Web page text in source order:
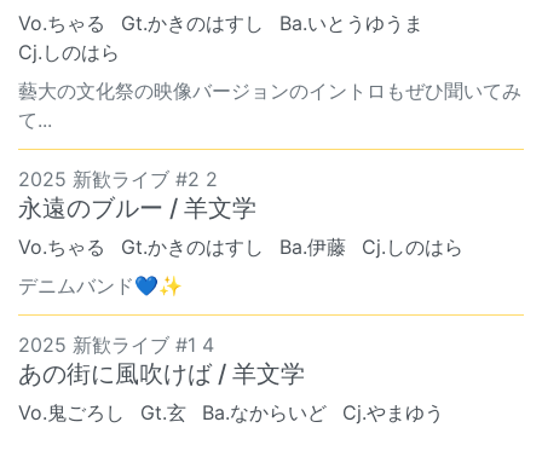
Vo.ちゃる Gt.かきのはすし
Ba.いとうゆうま
Cj.しのはら
藝大の文化祭の映像バージョンのイントロもぜひ聞いてみ
て...
2025 新歓ライブ #2 2
永遠のブルー / 羊文学
Vo.ちゃる Gt.かきのはすし Ba.伊藤
Cj.しのはら
デニムバンド💙✨
2025 新歓ライブ #1 4
あの街に風吹けば / 羊文学
Vo.鬼ごろし Gt.玄 Ba.なからいど Cj.やまゆう